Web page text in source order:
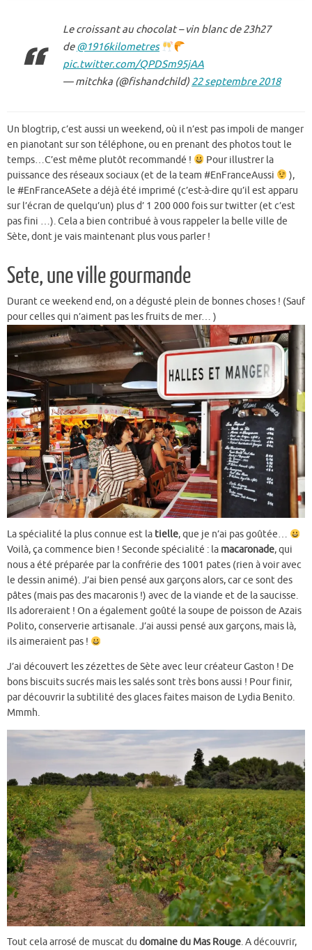
Le croissant au chocolat – vin blanc de 23h27
de@1916kilometres
pic.twitter.com/QPDSm95jAA
— mitchka (@fishandchild) 22 septembre 2018
Un blogtrip, c’est aussi un weekend, où il n’est pas impoli de manger
en pianotant sur son téléphone, ou en prenant des photos tout le
temps…C’est même plutôt recommandé !
Pour illustrer la
puissance des réseaux sociaux (et de la team #EnFranceAussi
),
le #EnFranceASete a déjà été imprimé (c’est-à-dire qu’il est apparu
sur l’écran de quelqu’un) plus d’ 1 200 000 fois sur twitter (et c’est
pas fini …). Cela a bien contribué à vous rappeler la belle ville de
Sète, dont je vais maintenant plus vous parler !
Sete, une ville gourmande
Durant ce weekend end, on a dégusté plein de bonnes choses ! (Sauf
pour celles qui n’aiment pas les fruits de mer… )
La spécialité la plus connue est la tielle, que je n’ai pas goûtée…
Voilà, ça commence bien ! Seconde spécialité : la macaronade, qui
nous a été préparée par la confrérie des 1001 pates (rien à voir avec
le dessin animé). J’ai bien pensé aux garçons alors, car ce sont des
pâtes (mais pas des macaronis !) avec de la viande et de la saucisse.
Ils adoreraient ! On a également goûté la soupe de poisson de Azais
Polito, conserverie artisanale. J’ai aussi pensé aux garçons, mais là,
ils aimeraient pas !
J’ai découvert les zézettes de Sète avec leur créateur Gaston ! De
bons biscuits sucrés mais les salés sont très bons aussi ! Pour finir,
par découvrir la subtilité des glaces faites maison de Lydia Benito.
Mmmh.
Tout cela arrosé de muscat du domaine du Mas Rouge. A découvrir,